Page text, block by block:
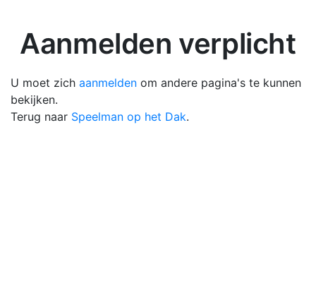
Aanmelden verplicht
U moet zich aanmelden om andere pagina's te kunnen
bekijken.
Terug naar Speelman op het Dak.